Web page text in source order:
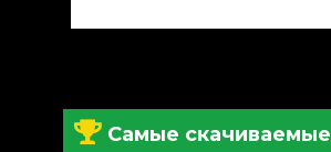
Самые скачиваемые